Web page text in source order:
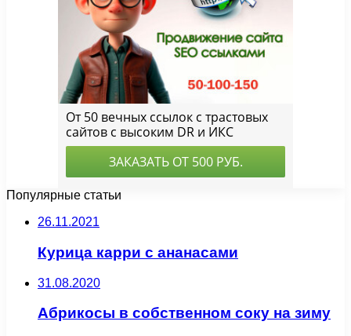
Популярные статьи
26.11.2021
Курица карри с ананасами
31.08.2020
Абрикосы в собственном соку на зиму